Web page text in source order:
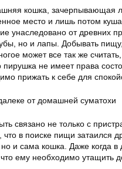
кошка, зачерпывающая
место и лишь потом
унаследовано от древних
но и лапы. Добывать
может все так же
пирушка не имеет права
прижать к себе для
от домашней суматохи
связано не только с
что в поиске пищи затаился
но и сама кошка. Даже когда
что ему необходимо утащить